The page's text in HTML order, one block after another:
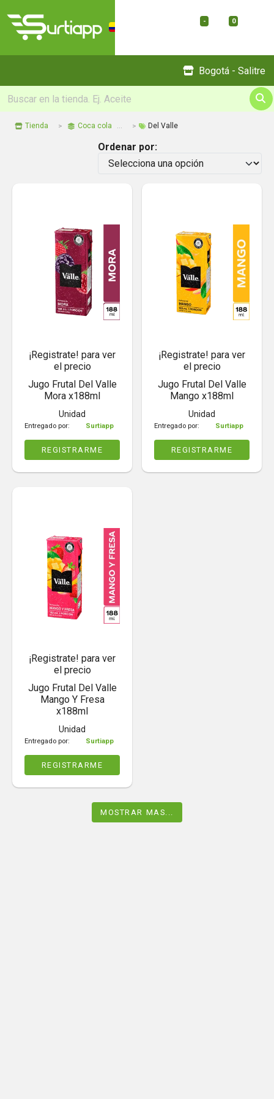
- 0
Bogotá - Salitre
Tienda Coca cola Del Valle
Ordenar por:
¡Registrate! para ver
el precio
Jugo Frutal Del Valle
Mora x188ml
Unidad
Entregado por: Surtiapp
REGISTRARME
¡Registrate! para ver
el precio
Jugo Frutal Del Valle
Mango x188ml
Unidad
Entregado por: Surtiapp
REGISTRARME
¡Registrate! para ver
el precio
Jugo Frutal Del Valle
Mango Y Fresa
x188ml
Unidad
Entregado por: Surtiapp
REGISTRARME
MOSTRAR MAS...